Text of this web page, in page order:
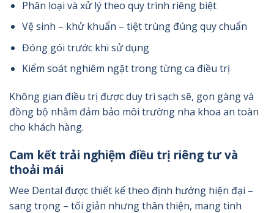
Phân loại và xử lý theo quy trình riêng biệt
Vệ sinh – khử khuẩn – tiệt trùng đúng quy chuẩn
Đóng gói trước khi sử dụng
Kiểm soát nghiêm ngặt trong từng ca điều trị
Không gian điều trị được duy trì sạch sẽ, gọn gàng và
đồng bộ nhằm đảm bảo môi trường nha khoa an toàn
cho khách hàng.
Cam kết trải nghiệm điều trị riêng tư và
thoải mái
Wee Dental được thiết kế theo định hướng hiện đại –
sang trọng – tối giản nhưng thân thiện, mang tinh